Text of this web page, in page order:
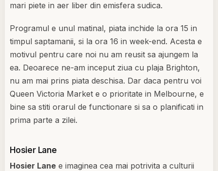
mari piete in aer liber din emisfera sudica.
Programul e unul matinal, piata inchide la ora 15 in
timpul saptamanii, si la ora 16 in week-end. Acesta e
motivul pentru care noi nu am reusit sa ajungem la
ea. Deoarece ne-am inceput ziua cu plaja Brighton,
nu am mai prins piata deschisa. Dar daca pentru voi
Queen Victoria Market e o prioritate in Melbourne, e
bine sa stiti orarul de functionare si sa o planificati in
prima parte a zilei.
Hosier Lane
Hosier Lane e imaginea cea mai potrivita a culturii